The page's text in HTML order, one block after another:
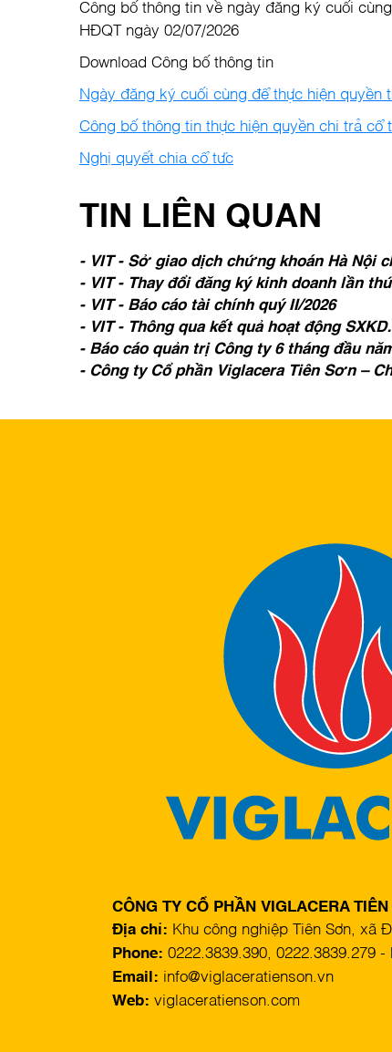
Công bố thông tin về ngày đăng ký cuối
HĐQT ngày 02/07/2026
Download Công bố thông tin
Ngày đăng ký cuối cùng để thực hiện quyền
Công bố thông tin thực hiện quyền chi trả cổ
Nghị quyết chia cổ tức
TIN LIÊN QUAN
- VIT - Sở giao dịch chứng khoán Hà Nội
thuận niêm yết sáp nhập đối với cổ phiếu
Công ty cổ phần Viglacera Tiên Sơn
- VIT - Thay đổi đăng ký kinh doanh lần
- VIT - Báo cáo tài chính quý II/2026
- VIT - Thông qua kết quả hoạt động SXKD
quý II/2026 và kế hoạch SXKD quý III/2026
- Báo cáo quản trị Công ty 6 tháng đầu
2026
- Công ty Cổ phần Viglacera Tiên Sơn –
CÔNG TY CỔ PHẦN VIGLACERA TIÊN
Địa chỉ: Khu công nghiệp Tiên Sơn, xã
Phone: 0222.3839.390, 0222.3839.279 -
Email: info@viglaceratienson.vn
Web: viglaceratienson.com